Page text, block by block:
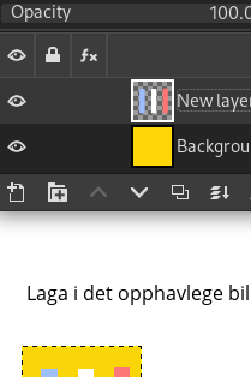
Laga i det opphavlege